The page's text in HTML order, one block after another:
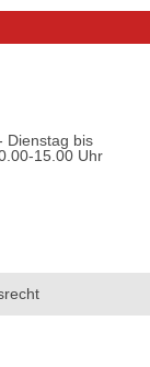
Dienstag bis
15.00 Uhr